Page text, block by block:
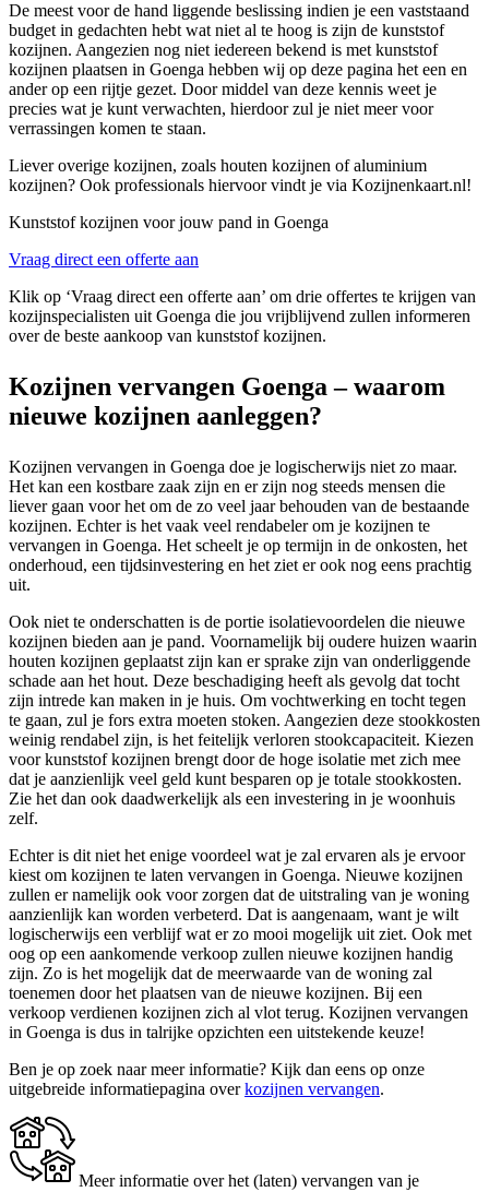
De meest voor de hand liggende beslissing indien je een vaststaand
budget in gedachten hebt wat niet al te hoog is zijn de kunststof
kozijnen. Aangezien nog niet iedereen bekend is met kunststof
kozijnen plaatsen in Goenga hebben wij op deze pagina het een en
ander op een rijtje gezet. Door middel van deze kennis weet je
precies wat je kunt verwachten, hierdoor zul je niet meer voor
verrassingen komen te staan.
Liever overige kozijnen, zoals houten kozijnen of aluminium
kozijnen? Ook professionals hiervoor vindt je via Kozijnenkaart.nl!
Kunststof kozijnen voor jouw pand in Goenga
Vraag direct een offerte aan
Klik op ‘Vraag direct een offerte aan’ om drie offertes te krijgen van
kozijnspecialisten uit Goenga die jou vrijblijvend zullen informeren
over de beste aankoop van kunststof kozijnen.
Kozijnen vervangen Goenga – waarom
nieuwe kozijnen aanleggen?
Kozijnen vervangen in Goenga doe je logischerwijs niet zo maar.
Het kan een kostbare zaak zijn en er zijn nog steeds mensen die
liever gaan voor het om de zo veel jaar behouden van de bestaande
kozijnen. Echter is het vaak veel rendabeler om je kozijnen te
vervangen in Goenga. Het scheelt je op termijn in de onkosten, het
onderhoud, een tijdsinvestering en het ziet er ook nog eens prachtig
uit.
Ook niet te onderschatten is de portie isolatievoordelen die nieuwe
kozijnen bieden aan je pand. Voornamelijk bij oudere huizen waarin
houten kozijnen geplaatst zijn kan er sprake zijn van onderliggende
schade aan het hout. Deze beschadiging heeft als gevolg dat tocht
zijn intrede kan maken in je huis. Om vochtwerking en tocht tegen
te gaan, zul je fors extra moeten stoken. Aangezien deze stookkosten
weinig rendabel zijn, is het feitelijk verloren stookcapaciteit. Kiezen
voor kunststof kozijnen brengt door de hoge isolatie met zich mee
dat je aanzienlijk veel geld kunt besparen op je totale stookkosten.
Zie het dan ook daadwerkelijk als een investering in je woonhuis
zelf.
Echter is dit niet het enige voordeel wat je zal ervaren als je ervoor
kiest om kozijnen te laten vervangen in Goenga. Nieuwe kozijnen
zullen er namelijk ook voor zorgen dat de uitstraling van je woning
aanzienlijk kan worden verbeterd. Dat is aangenaam, want je wilt
logischerwijs een verblijf wat er zo mooi mogelijk uit ziet. Ook met
oog op een aankomende verkoop zullen nieuwe kozijnen handig
zijn. Zo is het mogelijk dat de meerwaarde van de woning zal
toenemen door het plaatsen van de nieuwe kozijnen. Bij een
verkoop verdienen kozijnen zich al vlot terug. Kozijnen vervangen
in Goenga is dus in talrijke opzichten een uitstekende keuze!
Ben je op zoek naar meer informatie? Kijk dan eens op onze
uitgebreide informatiepagina overkozijnen vervangen.
Meer informatie over het (laten) vervangen van je